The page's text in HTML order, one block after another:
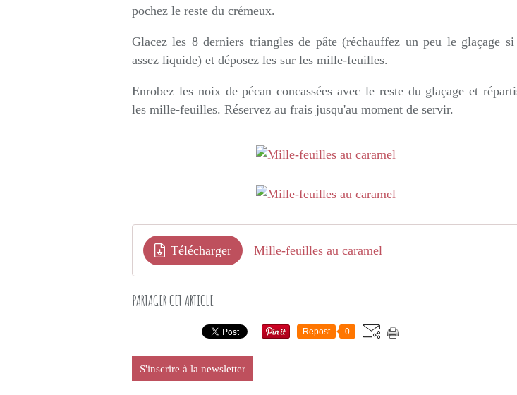
pochez le reste du crémeux.
Glacez les 8 derniers triangles de pâte (réchauffez un peu le glaçage
assez liquide) et déposez les sur les mille-feuilles.
Enrobez les noix de pécan concassées avec le reste du glaçage et
les mille-feuilles. Réservez au frais jusqu'au moment de servir.
Télécharger Mille-feuilles au caramel
PARTAGER CET ARTICLE
Repost 0
S'inscrire à la newsletter